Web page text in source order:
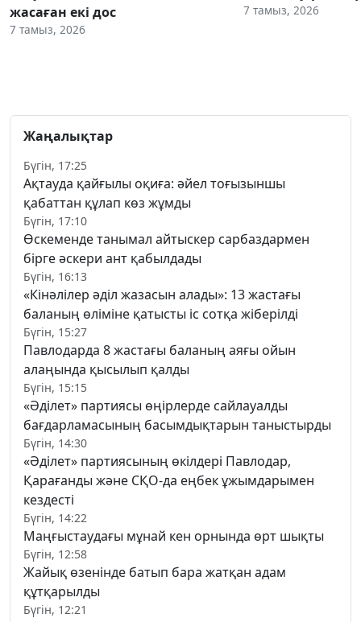
жасаған екі дос
7 тамыз, 2026
7 тамыз, 2026
Жаңалықтар
Бүгін, 17:25
Ақтауда қайғылы оқиға: әйел тоғызыншы
қабаттан құлап көз жұмды
Бүгін, 17:10
Өскеменде танымал айтыскер сарбаздармен
бірге әскери ант қабылдады
Бүгін, 16:13
«Кінәлілер әділ жазасын алады»: 13 жастағы
баланың өліміне қатысты іс сотқа жіберілді
Бүгін, 15:27
Павлодарда 8 жастағы баланың аяғы ойын
алаңында қысылып қалды
Бүгін, 15:15
«Әділет» партиясы өңірлерде сайлауалды
бағдарламасының басымдықтарын таныстырды
Бүгін, 14:30
«Әділет» партиясының өкілдері Павлодар,
Қарағанды және СҚО-да еңбек ұжымдарымен
кездесті
Бүгін, 14:22
Маңғыстаудағы мұнай кен орнында өрт шықты
Бүгін, 12:58
Жайық өзенінде батып бара жатқан адам
құтқарылды
Бүгін, 12:21